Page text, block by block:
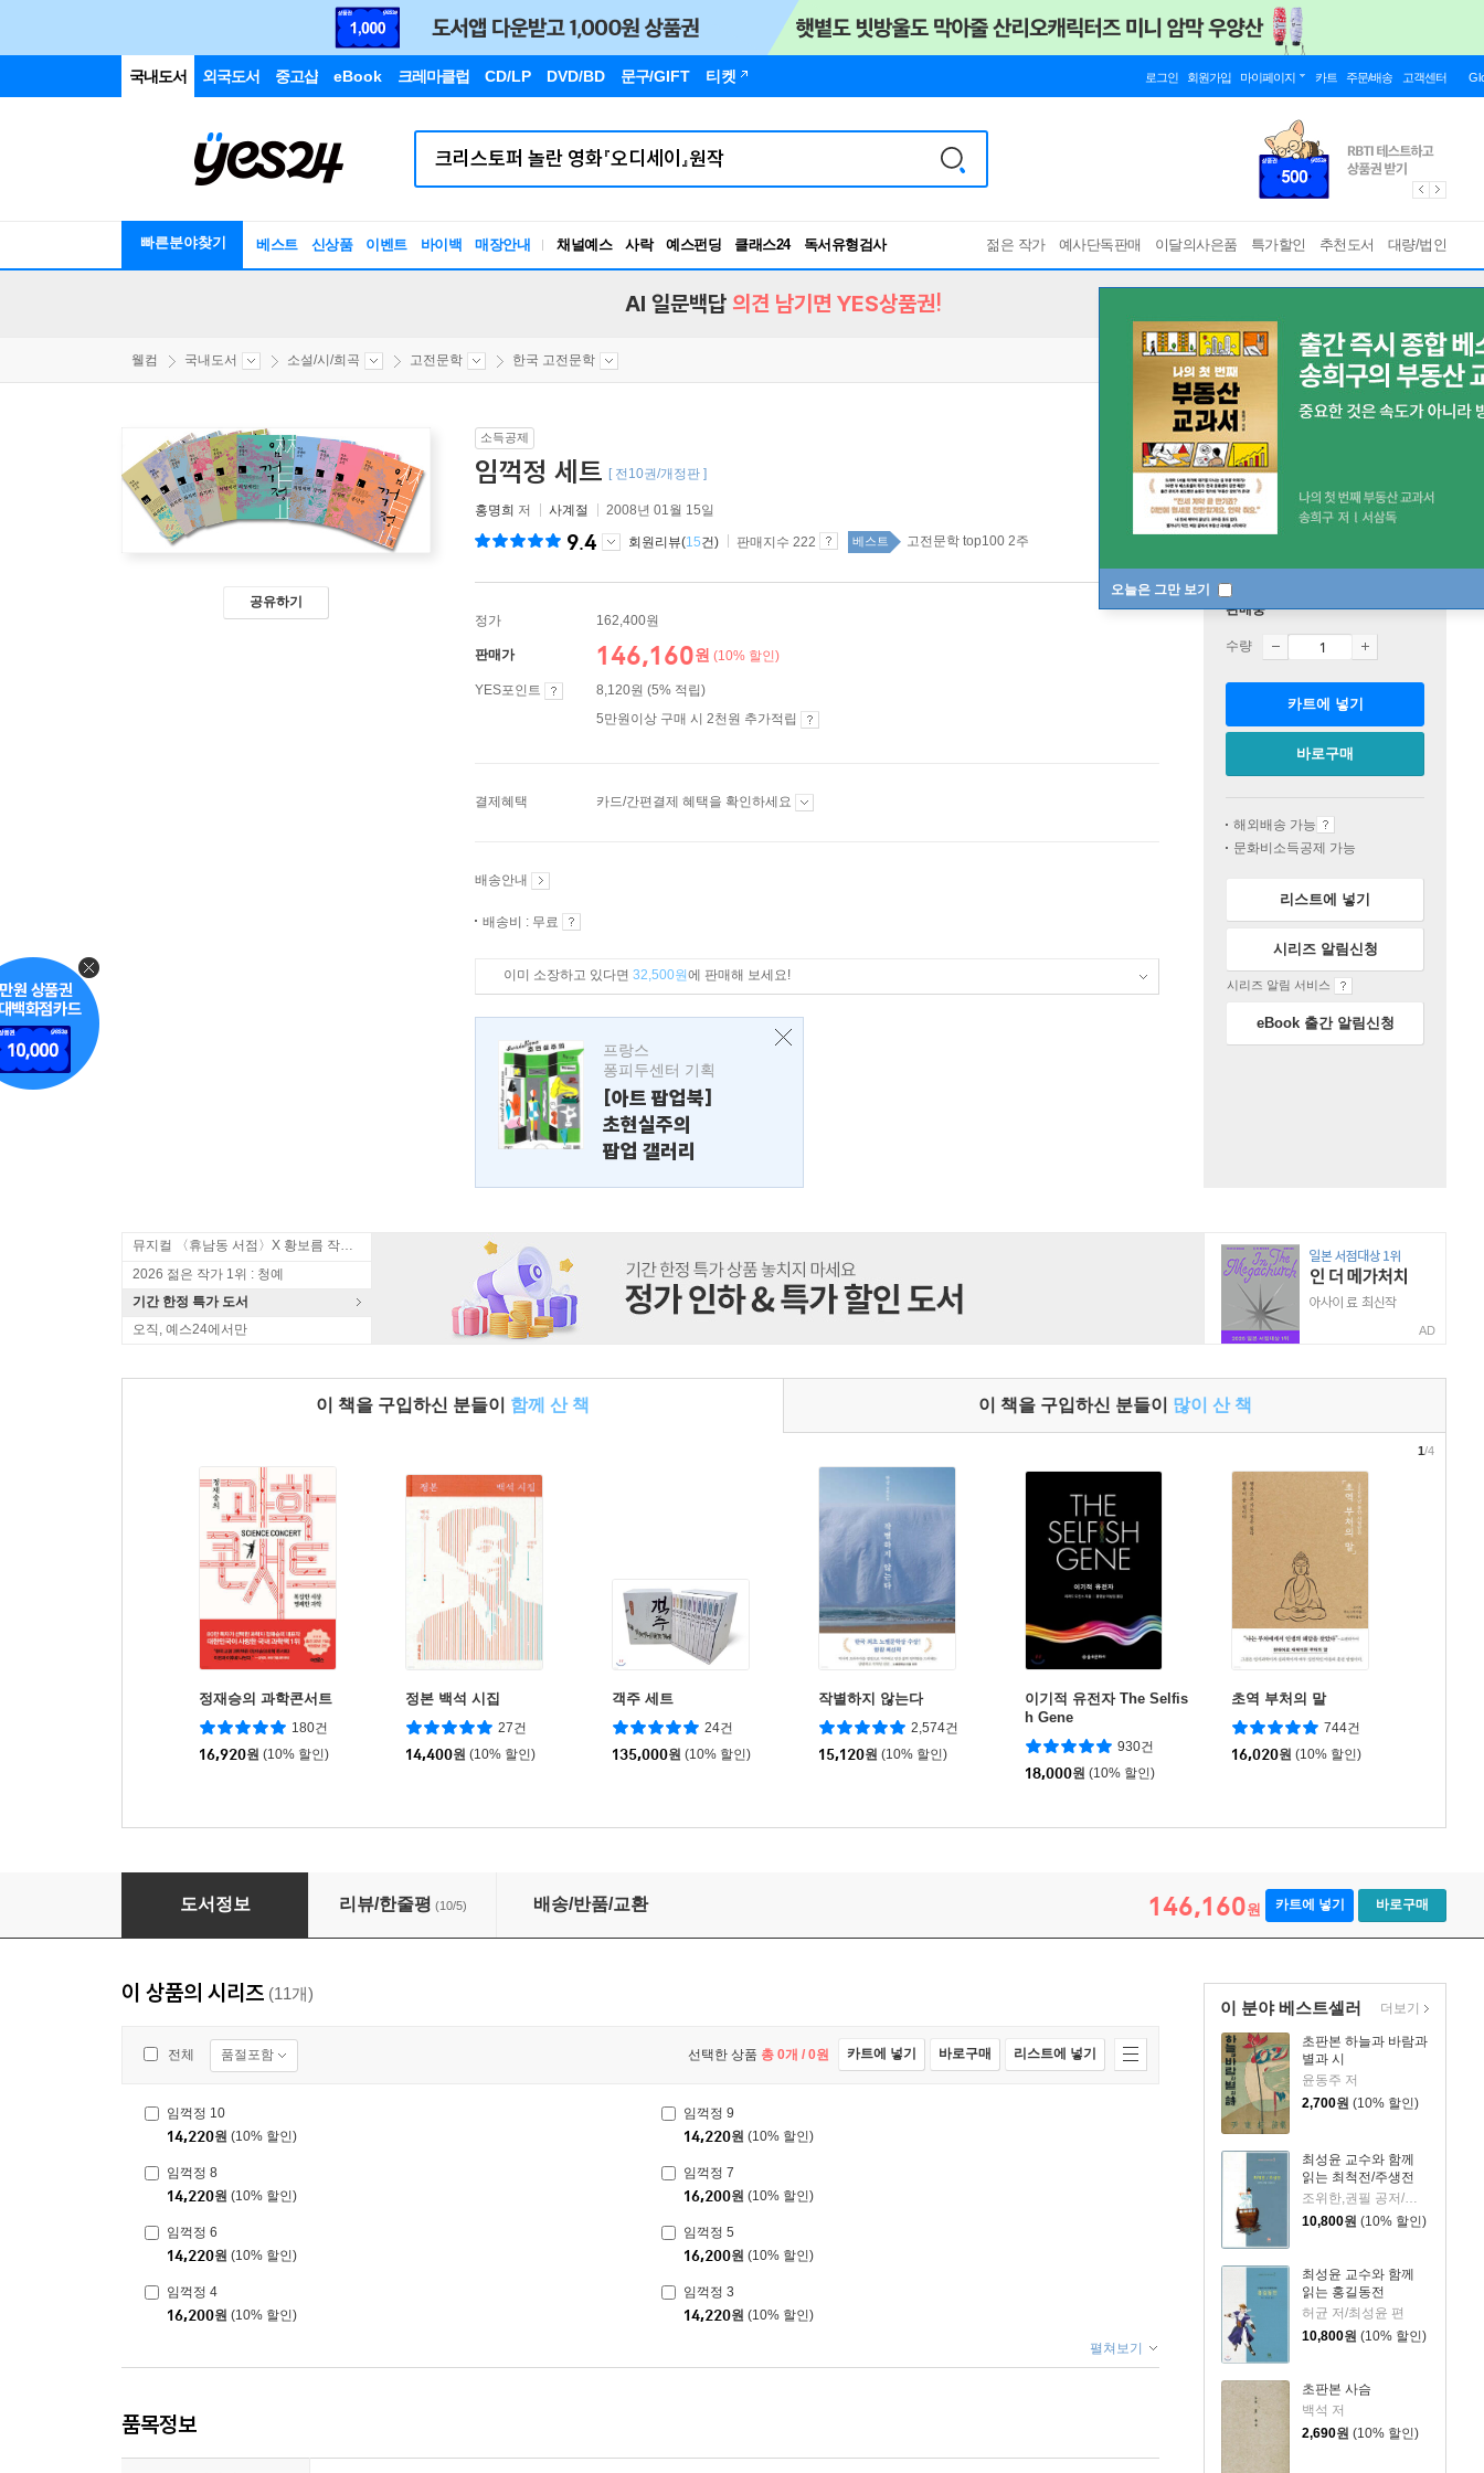
국내도서 외국도서 중고샵 eBook 크레마클럽 CD/LP DVD/BD 문구/GIFT 티켓 로그인 회원가입 마이페이지 카트 주문/배송 고객센터
빠른분야찾기 베스트 신상품 이벤트 바이백 매장안내 채널예스 사락 예스펀딩 클래스24
독서유형검사
RBTI Lab
젊은 작가 예사단독판매 이달의사은품 특가할인 추천도서 대량/법인
오늘은 그만 보기
AI 일문백답 의견 남기면 YES상품권!
웰컴 국내도서 소설/시/희곡 고전문학 한국 고전문학
공유하기
소득공제
임꺽정 세트 [ 전10권/개정판 ]
홍명희 저 사계절 2008년 01월 15일
9.4 회원리뷰(15건) 판매지수 222 베스트 고전문학 top100 2주
정가 162,400원
판매가 146,160원 (10% 할인)
YES포인트
8,120원 (5% 적립)
5만원이상 구매 시 2천원 추가적립
결제혜택 카드/간편결제 혜택을 확인하세요
배송안내
배송비 : 무료
이미 소장하고 있다면 32,500원에 판매해 보세요!
프랑스
퐁피두센터 기획
[아트 팝업북]
초현실주의
팝업 갤러리
판매중
수량
카트에 넣기
바로구매
해외배송 가능
문화비소득공제 가능
리스트에 넣기
시리즈 알림신청
시리즈 알림 서비스
eBook 출간 알림신청
뮤지컬 〈휴남동 서점〉X 황보름 작가 북토크
2026 젊은 작가 1위 : 청예
기간 한정 특가 도서
오직, 예스24에서만
AD
이 책을 구입하신 분들이 함께 산 책 이 책을 구입하신 분들이 많이 산 책
정재승의 과학콘서트
180건
16,920원 (10% 할인)
정본 백석 시집
27건
14,400원 (10% 할인)
객주 세트
24건
135,000원 (10% 할인)
작별하지 않는다
2,574건
15,120원 (10% 할인)
이기적 유전자 The Selfis
h Gene
930건
18,000원 (10% 할인)
초역 부처의 말
744건
16,020원 (10% 할인)
1/4
임꺽정 세트
도서정보 리뷰/한줄평 (10/5) 배송/반품/교환 146,160원 카트에 넣기 바로구매
이 분야 베스트셀러
초판본 하늘과 바람과
별과 시
윤동주 저
2,700원 (10% 할인)
최성윤 교수와 함께
읽는 최척전/주생전
조위한,권필 공저/최성윤 역
10,800원 (10% 할인)
최성윤 교수와 함께
읽는 홍길동전
허균 저/최성윤 편
10,800원 (10% 할인)
초판본 사슴
백석 저
2,690원 (10% 할인)
더보기
이 상품의 시리즈 (11개)
전체 품절포함 선택한 상품 총 0개 / 0원 카트에 넣기 바로구매 리스트에 넣기
임꺽정 10
14,220원 (10% 할인)
임꺽정 9
14,220원 (10% 할인)
임꺽정 8
14,220원 (10% 할인)
임꺽정 7
16,200원 (10% 할인)
임꺽정 6
14,220원 (10% 할인)
임꺽정 5
16,200원 (10% 할인)
임꺽정 4
16,200원 (10% 할인)
임꺽정 3
14,220원 (10% 할인)
펼쳐보기
품목정보